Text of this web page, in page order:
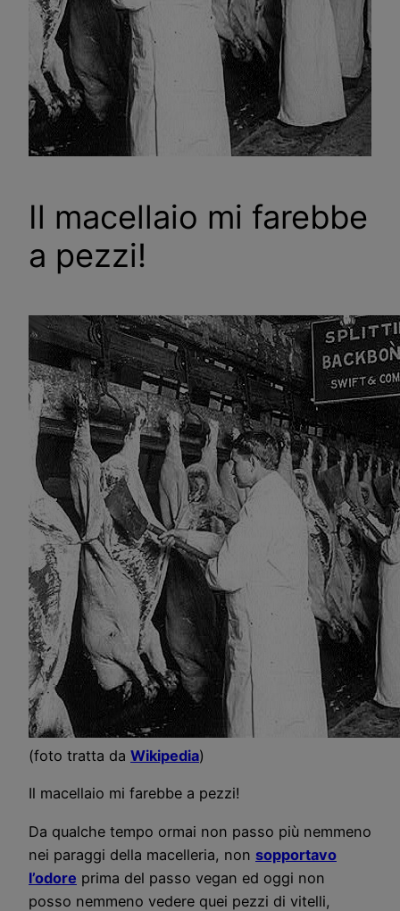
Il macellaio mi farebbe
a pezzi!
(foto tratta da Wikipedia)
Il macellaio mi farebbe a pezzi!
Da qualche tempo ormai non passo più nemmeno
nei paraggi della macelleria, non sopportavo
l’odore prima del passo vegan ed oggi non
posso nemmeno vedere quei pezzi di vitelli,